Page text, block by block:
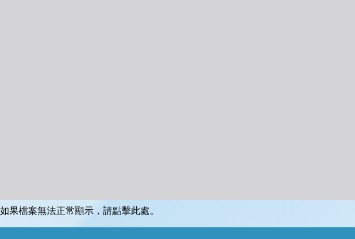
如果檔案無法正常顯示，請點擊此處。